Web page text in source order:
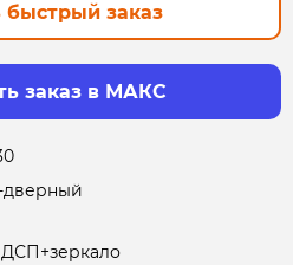
заказ
заказ в МАКС
дверный